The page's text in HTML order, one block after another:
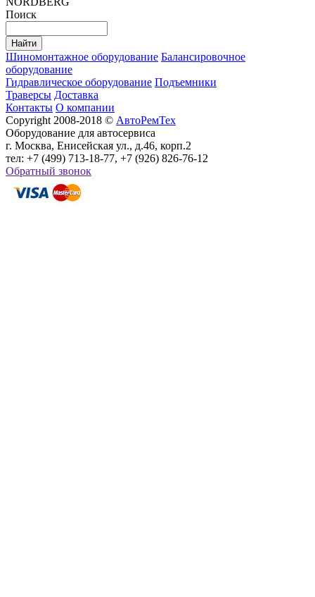
Поиск
Шиномонтажное оборудование Балансировочное
оборудование
Гидравлическое оборудование Подъемники
Траверсы Доставка
Контакты О компании
Copyright 2008-2018 © АвтоРемТех
Оборудование для автосервиса
г. Москва, Енисейская ул., д.46, корп.2
тел: +7 (499) 713-18-77, +7 (926) 826-76-12
Обратный звонок